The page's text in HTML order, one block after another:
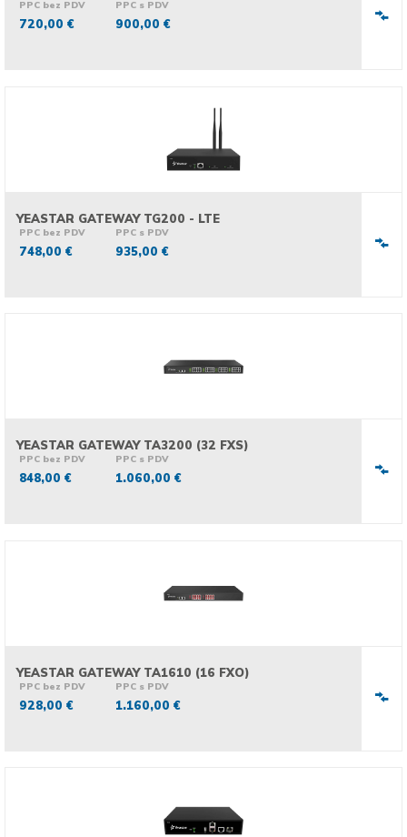
PPC bez PDV
720,00 €
PPC s PDV
900,00 €
YEASTAR GATEWAY TG200 - LTE
PPC bez PDV
748,00 €
PPC s PDV
935,00 €
YEASTAR GATEWAY TA3200 (32 FXS)
PPC bez PDV
848,00 €
PPC s PDV
1.060,00 €
YEASTAR GATEWAY TA1610 (16 FXO)
PPC bez PDV
928,00 €
PPC s PDV
1.160,00 €